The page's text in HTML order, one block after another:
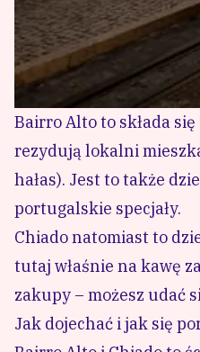
Bairro Alto to składa
rezydują lokalni
hałas). Jest to także
portugalskie specjały.
Chiado natomiast to
tutaj właśnie na kawę
zakupy – możesz udać
Jak dojechać i jak się